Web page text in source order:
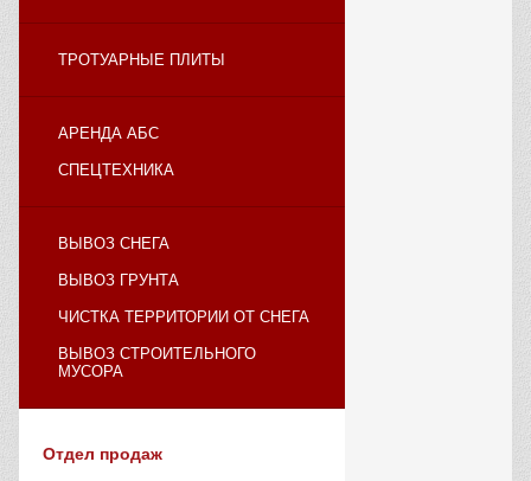
ТРОТУАРНЫЕ ПЛИТЫ
АРЕНДА АБС
СПЕЦТЕХНИКА
ВЫВОЗ СНЕГА
ВЫВОЗ ГРУНТА
ЧИСТКА ТЕРРИТОРИИ ОТ СНЕГА
ВЫВОЗ СТРОИТЕЛЬНОГО
МУСОРА
Отдел продаж